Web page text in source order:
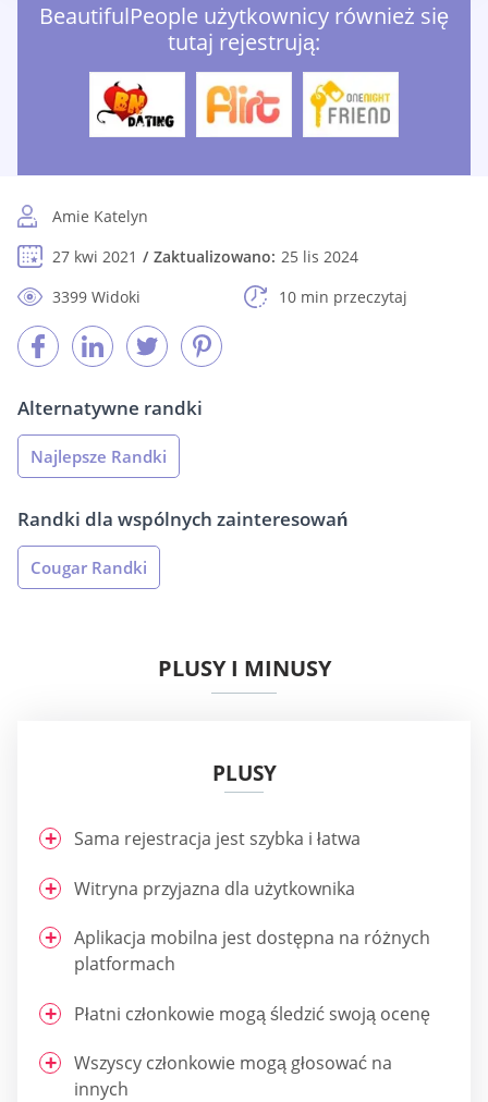
BeautifulPeople użytkownicy również się
tutaj rejestrują:
Amie Katelyn
27 kwi 2021
Zaktualizowano: 25 lis 2024
3399 Widoki
10 min przeczytaj
Alternatywne randki
Najlepsze Randki
Randki dla wspólnych zainteresowań
Cougar Randki
PLUSY I MINUSY
PLUSY
Sama rejestracja jest szybka i łatwa
Witryna przyjazna dla użytkownika
Aplikacja mobilna jest dostępna na różnych
platformach
Płatni członkowie mogą śledzić swoją ocenę
Wszyscy członkowie mogą głosować na
innych